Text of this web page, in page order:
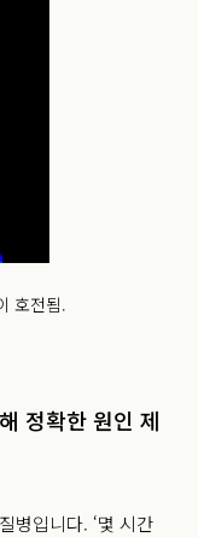
호전됨.
정확한 원인 제
병입니다. ‘몇 시간